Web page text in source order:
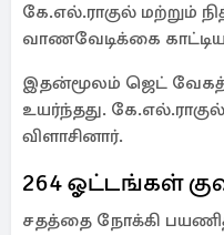
கே.எல்.ராகுல் மற்றும்
வாணவேடிக்கை
இதன்மூலம் ஜெட்
உயர்ந்தது.
விளாசினார்.
264 ஓட்டங்கள்
சதத்தை நோக்கி